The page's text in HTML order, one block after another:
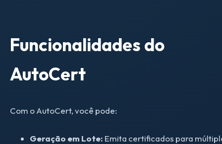
Funcionalidades do
AutoCert
Com o AutoCert, você pode:
Geração em Lote: Emita certificados para